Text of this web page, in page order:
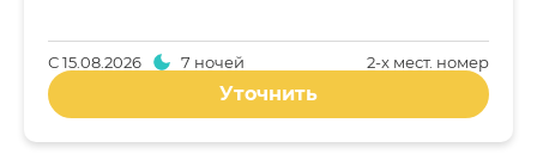
2-x мест. номер
С15.08.2026 7 ночей
Уточнить